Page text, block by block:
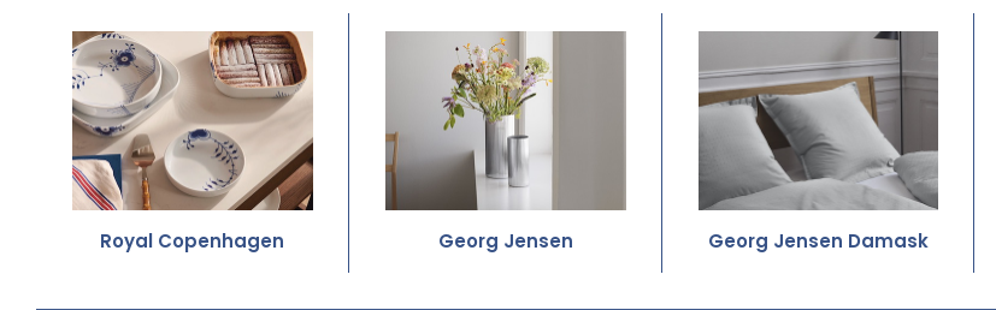
Royal Copenhagen Georg Jensen Georg Jensen Damask